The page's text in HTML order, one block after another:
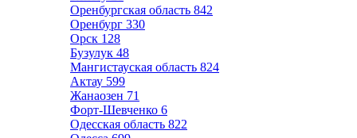
Оренбургская область 842
Оренбург 330
Орск 128
Бузулук 48
Мангистауская область 824
Актау 599
Жанаозен 71
Форт-Шевченко 6
Одесская область 822